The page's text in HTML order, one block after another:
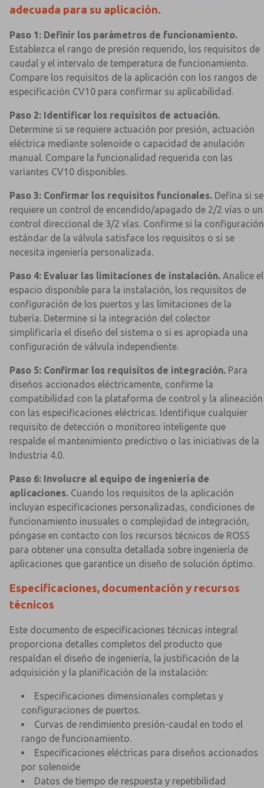
adecuada para su aplicación.
Paso 1: Definir los parámetros de funcionamiento.
Establezca el rango de presión requerido, los requisitos de
caudal y el intervalo de temperatura de funcionamiento.
Compare los requisitos de la aplicación con los rangos de
especificación CV10 para confirmar su aplicabilidad.
Paso 2: Identificar los requisitos de actuación.
Determine si se requiere actuación por presión, actuación
eléctrica mediante solenoide o capacidad de anulación
manual. Compare la funcionalidad requerida con las
variantes CV10 disponibles.
Paso 3: Confirmar los requisitos funcionales. Defina si se
requiere un control de encendido/apagado de 2/2 vías o un
control direccional de 3/2 vías. Confirme si la configuración
estándar de la válvula satisface los requisitos o si se
necesita ingeniería personalizada.
Paso 4: Evaluar las limitaciones de instalación. Analice el
espacio disponible para la instalación, los requisitos de
configuración de los puertos y las limitaciones de la
tubería. Determine si la integración del colector
simplificaría el diseño del sistema o si es apropiada una
configuración de válvula independiente.
Paso 5: Confirmar los requisitos de integración. Para
diseños accionados eléctricamente, confirme la
compatibilidad con la plataforma de control y la alineación
con las especificaciones eléctricas. Identifique cualquier
requisito de detección o monitoreo inteligente que
respalde el mantenimiento predictivo o las iniciativas de la
Industria 4.0.
Paso 6: Involucre al equipo de ingeniería de
aplicaciones. Cuando los requisitos de la aplicación
incluyan especificaciones personalizadas, condiciones de
funcionamiento inusuales o complejidad de integración,
póngase en contacto con los recursos técnicos de ROSS
para obtener una consulta detallada sobre ingeniería de
aplicaciones que garantice un diseño de solución óptimo.
Especificaciones, documentación y recursos
técnicos
Este documento de especificaciones técnicas integral
proporciona detalles completos del producto que
respaldan el diseño de ingeniería, la justificación de la
adquisición y la planificación de la instalación:
Especificaciones dimensionales completas y
configuraciones de puertos.
Curvas de rendimiento presión-caudal en todo el
rango de funcionamiento.
Especificaciones eléctricas para diseños accionados
por solenoide
Datos de tiempo de respuesta y repetibilidad